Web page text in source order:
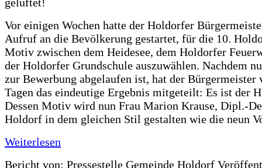
Vor einigen Wochen hatte der Holdorfer
Aufruf an die Bevölkerung gestartet, für die 10.
Motiv zwischen dem Heidesee, dem Holdorfer
der Holdorfer Grundschule auszuwählen. Nachdem
zur Bewerbung abgelaufen ist, hat der Bürgermeister
Tagen das eindeutige Ergebnis mitgeteilt: Es ist der
Dessen Motiv wird nun Frau Marion Krause, Dipl.-
Holdorf in dem gleichen Stil gestalten wie die neun
Weiterlesen
Bericht von: Pressestelle Gemeinde Holdorf